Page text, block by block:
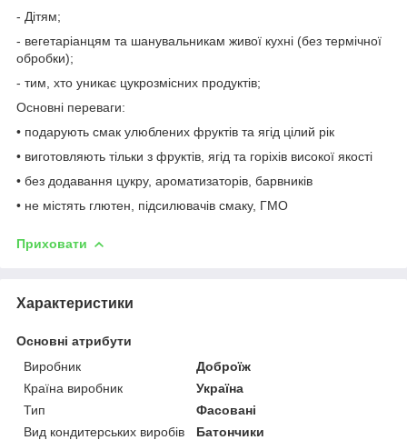
- Дітям;
- вегетаріанцям та шанувальникам живої кухні (без термічної
обробки);
- тим, хто уникає цукрозмісних продуктів;
Основні переваги:
• подарують смак улюблених фруктів та ягід цілий рік
• виготовляють тільки з фруктів, ягід та горіхів високої якості
• без додавання цукру, ароматизаторів, барвників
• не містять глютен, підсилювачів смаку, ГМО
Приховати
Характеристики
Основні атрибути
Виробник
Доброїж
Країна виробник
Україна
Тип
Фасовані
Вид кондитерських виробів
Батончики